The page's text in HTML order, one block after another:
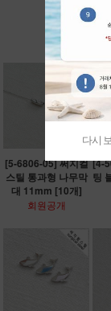
[5-6806-05] 써지컬
스틸 통과형 나무막
대 11mm [10개]
회원공개
[4-
팅
다시